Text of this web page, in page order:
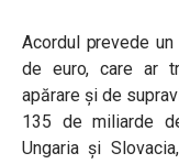
Acordul prevede
de euro, care ar
apărare și de
135 de miliarde
Ungaria și